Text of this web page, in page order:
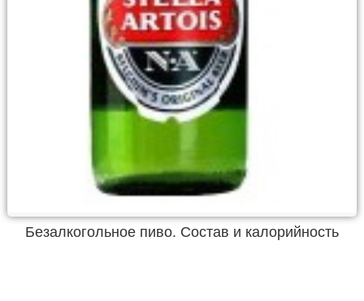
Безалкогольное пиво. Состав и калорийность